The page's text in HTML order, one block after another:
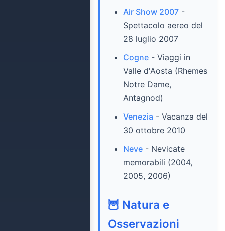
Air Show 2007 -
Spettacolo aereo del
28 luglio 2007
Cogne - Viaggi in
Valle d'Aosta (Rhemes
Notre Dame,
Antagnod)
Venezia - Vacanza del
30 ottobre 2010
Neve - Nevicate
memorabili (2004,
2005, 2006)
🦉 Natura e
Osservazioni